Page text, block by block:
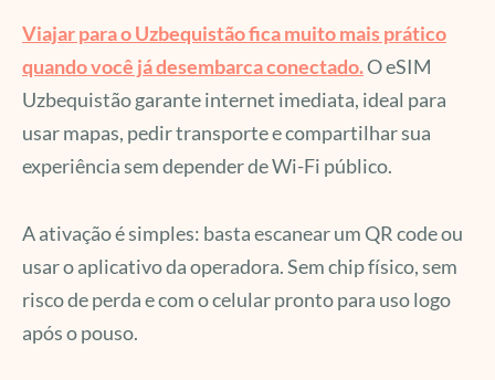
Viajar para o Uzbequistão fica muito mais prático
quando você já desembarca conectado.O eSIM
Uzbequistão garante internet imediata, ideal para
usar mapas, pedir transporte e compartilhar sua
experiência sem depender de Wi-Fi público.
A ativação é simples: basta escanear um QR code ou
usar o aplicativo da operadora. Sem chip físico, sem
risco de perda e com o celular pronto para uso logo
após o pouso.